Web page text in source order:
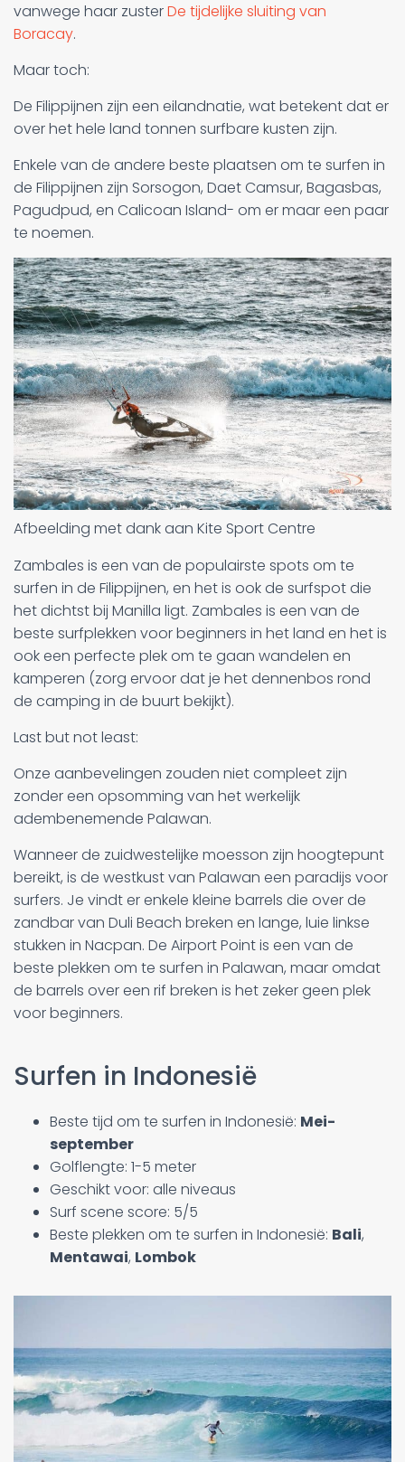
vanwege haar zusterDe tijdelijke sluiting van
Boracay.
Maar toch:
De Filippijnen zijn een eilandnatie, wat betekent dat er
over het hele land tonnen surfbare kusten zijn.
Enkele van de andere beste plaatsen om te surfen in
de Filippijnen zijn Sorsogon, Daet Camsur, Bagasbas,
Pagudpud, en Calicoan Island- om er maar een paar
te noemen.
Afbeelding met dank aan Kite Sport Centre
Zambales is een van de populairste spots om te
surfen in de Filippijnen, en het is ook de surfspot die
het dichtst bij Manilla ligt. Zambales is een van de
beste surfplekken voor beginners in het land en het is
ook een perfecte plek om te gaan wandelen en
kamperen (zorg ervoor dat je het dennenbos rond
de camping in de buurt bekijkt).
Last but not least:
Onze aanbevelingen zouden niet compleet zijn
zonder een opsomming van het werkelijk
adembenemende Palawan.
Wanneer de zuidwestelijke moesson zijn hoogtepunt
bereikt, is de westkust van Palawan een paradijs voor
surfers. Je vindt er enkele kleine barrels die over de
zandbar van Duli Beach breken en lange, luie linkse
stukken in Nacpan. De Airport Point is een van de
beste plekken om te surfen in Palawan, maar omdat
de barrels over een rif breken is het zeker geen plek
voor beginners.
Surfen in Indonesië
Beste tijd om te surfen in Indonesië: Mei-
september
Golflengte: 1-5 meter
Geschikt voor: alle niveaus
Surf scene score: 5/5
Beste plekken om te surfen in Indonesië: Bali,
Mentawai, Lombok